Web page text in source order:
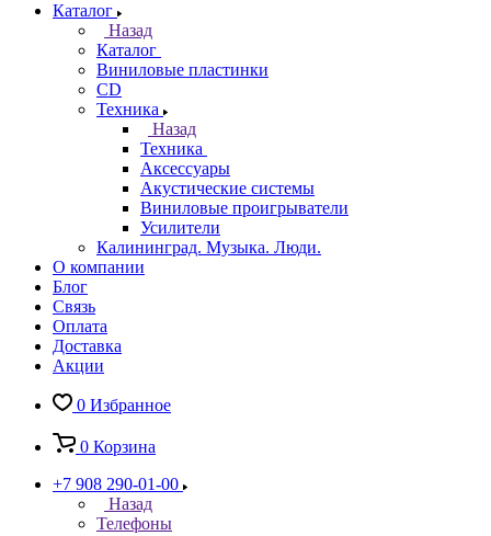
Каталог
Назад
Каталог
Виниловые пластинки
CD
Техника
Назад
Техника
Аксессуары
Акустические системы
Виниловые проигрыватели
Усилители
Калининград. Музыка. Люди.
О компании
Блог
Связь
Оплата
Доставка
Акции
0 Избранное
0 Корзина
+7 908 290-01-00
Назад
Телефоны